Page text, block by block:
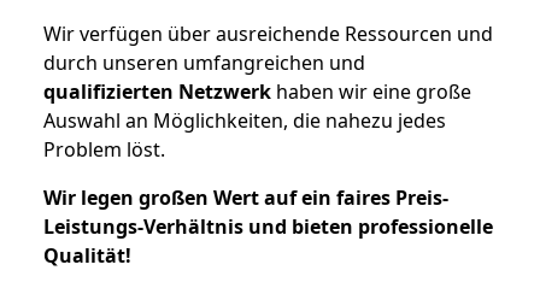
Wir verfügen über ausreichende Ressourcen und
durch unseren umfangreichen und
qualifizierten Netzwerk haben wir eine große
Auswahl an Möglichkeiten, die nahezu jedes
Problem löst.
Wir legen großen Wert auf ein faires Preis-
Leistungs-Verhältnis und bieten professionelle
Qualität!